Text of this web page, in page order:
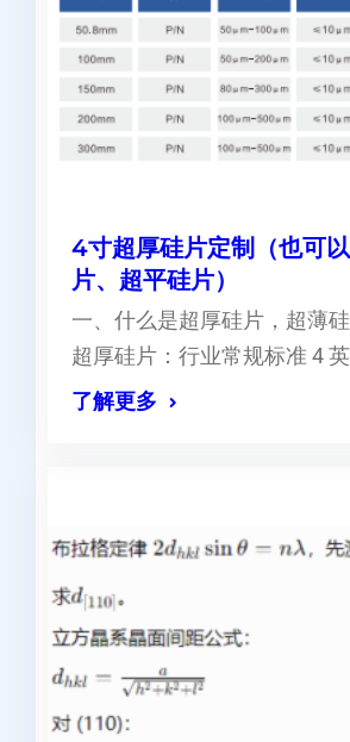
4寸超厚硅片定制（也可
片、超平硅片）
一、什么是超厚硅片，超薄
超厚硅片：行业常规标准 4
了解更多